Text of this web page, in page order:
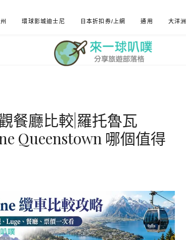
環球影城迪士尼 日本折扣券/上網 通用 大洋洲
餐廳比較|羅托魯瓦
Queenstown 哪個值得